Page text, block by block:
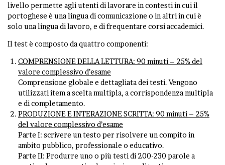
livello permette agli utenti di lavorare in contesti in cui il
portoghese è una lingua di comunicazione o in altri in cui è
solo una lingua di lavoro, e di frequentare corsi accademici.
Il test è composto da quattro componenti:
COMPRENSIONE DELLA LETTURA: 90 minuti – 25% del
valore complessivo d’esame
Comprensione globale e dettagliata dei testi. Vengono
utilizzati item a scelta multipla, a corrispondenza multipla
e di completamento.
PRODUZIONE E INTERAZIONE SCRITTA: 90 minuti – 25%
del valore complessivo d’esame
Parte I: scrivere un testo per risolvere un compito in
ambito pubblico, professionale o educativo.
Parte II: Produrre uno o più testi di 200-230 parole a